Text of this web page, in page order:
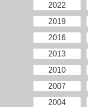
2022
2019
2016
2013
2010
2007
2004